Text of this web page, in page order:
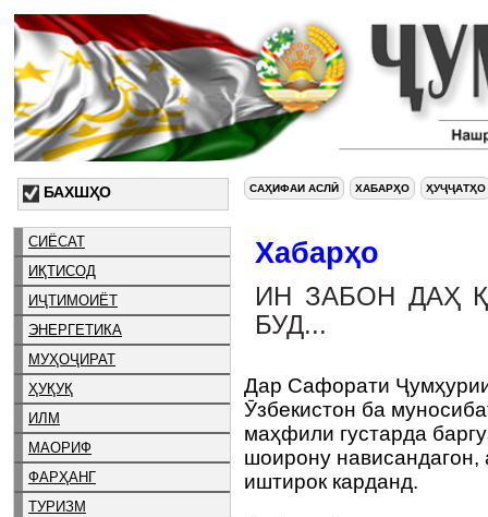
БАХШҲО
СИЁСАТ
ИҚТИСОД
ИҶТИМОИЁТ
ЭНЕРГЕТИКА
МУҲОҶИРАТ
ҲУҚУҚ
ИЛМ
МАОРИФ
ФАРҲАНГ
ТУРИЗМ
САҲИФАИ АСЛӢ ХАБАРҲО ҲУҶҶАТҲО
Хабарҳо
ИН ЗАБОН ДАҲ
БУД...
Дар Сафорати
Ӯзбекистон ба
маҳфили густарда
шоирону
иштирок карданд.